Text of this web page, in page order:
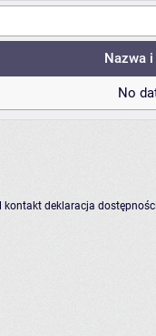
Nazwa
No
kontakt deklaracja